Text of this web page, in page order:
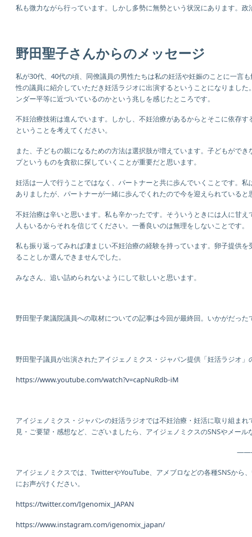
私も微力ながら行っています。しかし多勢に無勢という状況にあります。
野田聖子さんからのメッセージ
私が30代、40代の頃、同僚議員の男性たちは私の妊活や妊娠のことに一言
性の議員に紹介していただき妊活ラジオに出演するということになりまし
ンダー平等に近づいているのかという兆しを感じたところです。
不妊治療技術は進んでいます。しかし、不妊治療があるからとそこに依存
ということを考えてください。
また、子どもの親になるための方法は選択肢が増えています。子どもがで
プというものを貪欲に探していくことが重要だと思います。
妊活は一人で行うことではなく、パートナーと共に歩んでいくことです。
ありましたが、パートナーが一緒に歩んでくれたので今を迎えられていると
不妊治療は辛いと思います。私も辛かったです。そういうときには人に甘
人もいるからそれを信じてください。一番良いのは無理をしないことです。
私も振り返ってみれば凄まじい不妊治療の経験を持っています。卵子提供
ることしか選んできませんでした。
みなさん、追い詰められないようにして欲しいと思います。
野田聖子衆議院議員への取材についての記事は今回が最終回。いかがだった
野田聖子議員が出演されたアイジェノミクス・ジャパン提供「妊活ラジオ
https://www.youtube.com/watch?v=capNuRdb-iM
アイジェノミクス・ジャパンの妊活ラジオでは不妊治療・妊活に取り組ま
見・ご要望・感想など、ございましたら、アイジェノミクスのSNSやメール
アイジェノミクスでは、TwitterやYouTube、アメブロなどの各種SNSから
にお声がけください。
https://twitter.com/Igenomix_JAPAN
https://www.instagram.com/igenomix_japan/